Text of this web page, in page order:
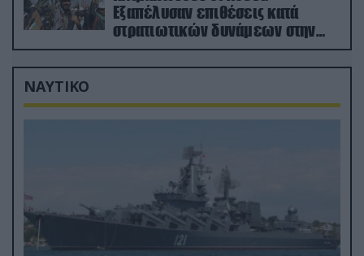
Eξαπέλυσαν επιθέσεις κατά
στρατιωτικών δυνάμεων στην
Υεμένη – Πλήγματα & στη
Σαουδική Αραβία!
ΝΑΥΤΙΚΟ